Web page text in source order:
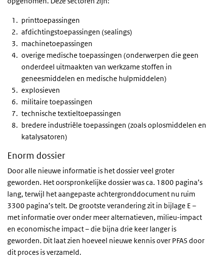
printtoepassingen
afdichtingstoepassingen (sealings)
machinetoepassingen
overige medische toepassingen (onderwerpen die geen
onderdeel uitmaakten van werkzame stoffen in
geneesmiddelen en medische hulpmiddelen)
explosieven
militaire toepassingen
technische textieltoepassingen
bredere industriële toepassingen (zoals oplosmiddelen en
katalysatoren)
Enorm dossier
Door alle nieuwe informatie is het dossier veel groter
geworden. Het oorspronkelijke dossier was ca. 1800 pagina’s
lang, terwijl het aangepaste achtergronddocument nu ruim
3300 pagina’s telt. De grootste verandering zit in bijlage E –
met informatie over onder meer alternatieven, milieu-impact
en economische impact – die bijna drie keer langer is
geworden. Dit laat zien hoeveel nieuwe kennis over PFAS door
dit proces is verzameld.